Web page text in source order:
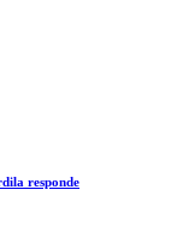
responde